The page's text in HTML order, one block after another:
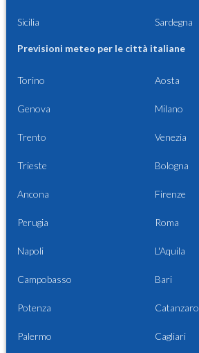
Sicilia Sardegna
Previsioni meteo per le città italiane
Torino Aosta
Genova Milano
Trento Venezia
Trieste Bologna
Ancona Firenze
Perugia Roma
Napoli L'Aquila
Campobasso Bari
Potenza Catanzaro
Palermo Cagliari